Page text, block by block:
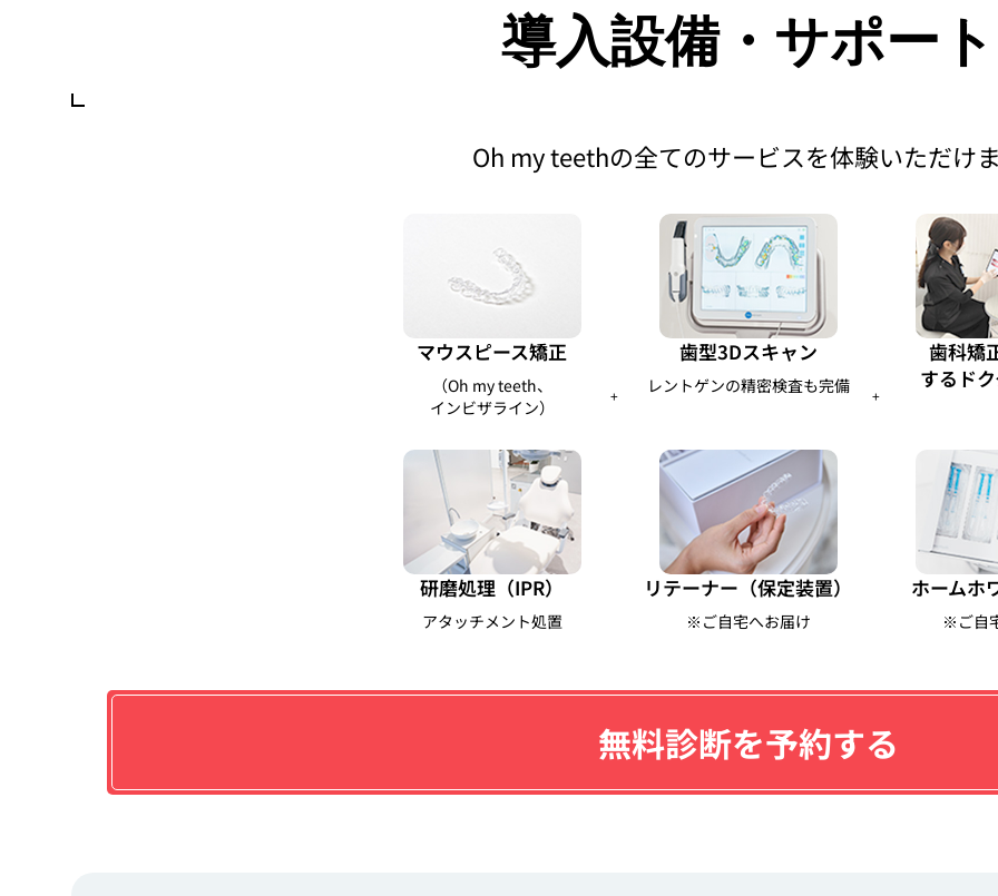
導入設備・サポート
Oh my teethの全てのサービスを体験いただけ
マウスピース矯正
（Oh my teeth、
インビザライン）
歯型3Dスキャン
レントゲンの精密検査も完備
歯科矯
するド
研磨処理（IPR）
アタッチメント処置
リテーナー（保定装置）
※ご自宅へお届け
ホームホ
※ご自
+ +
無料診断を予約する